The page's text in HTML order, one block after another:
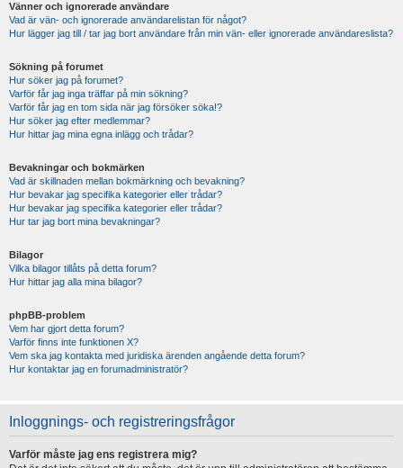
Vänner och ignorerade användare
Vad är vän- och ignorerade användarelistan för något?
Hur lägger jag till / tar jag bort användare från min vän- eller ignorerade användareslista?
Sökning på forumet
Hur söker jag på forumet?
Varför får jag inga träffar på min sökning?
Varför får jag en tom sida när jag försöker söka!?
Hur söker jag efter medlemmar?
Hur hittar jag mina egna inlägg och trådar?
Bevakningar och bokmärken
Vad är skillnaden mellan bokmärkning och bevakning?
Hur bevakar jag specifika kategorier eller trådar?
Hur bevakar jag specifika kategorier eller trådar?
Hur tar jag bort mina bevakningar?
Bilagor
Vilka bilagor tillåts på detta forum?
Hur hittar jag alla mina bilagor?
phpBB-problem
Vem har gjort detta forum?
Varför finns inte funktionen X?
Vem ska jag kontakta med juridiska ärenden angående detta forum?
Hur kontaktar jag en forumadministratör?
Inloggnings- och registreringsfrågor
Varför måste jag ens registrera mig?